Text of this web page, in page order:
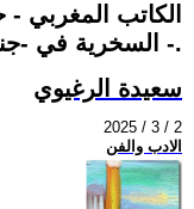
الكاتب
السخرية في -جنازة رجل -.
سعيدة الرغيوي
2025 / 3 / 2
الادب والفن